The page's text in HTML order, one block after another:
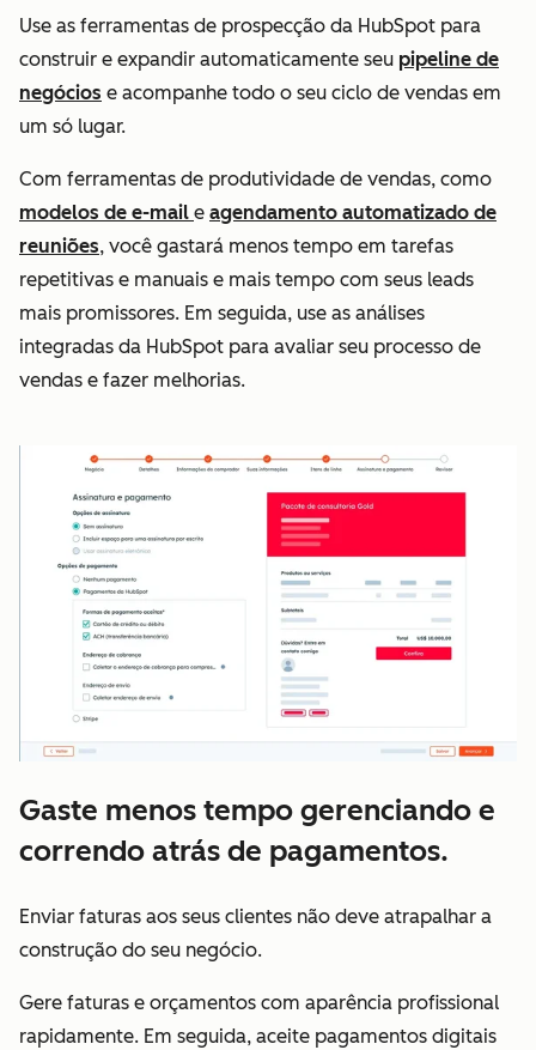
Use as ferramentas de prospecção da HubSpot para
construir e expandir automaticamente seu pipeline de
negócios e acompanhe todo o seu ciclo de vendas em
um só lugar.
Com ferramentas de produtividade de vendas, como
modelos de e-mail e agendamento automatizado de
reuniões, você gastará menos tempo em tarefas
repetitivas e manuais e mais tempo com seus leads
mais promissores. Em seguida, use as análises
integradas da HubSpot para avaliar seu processo de
vendas e fazer melhorias.
Gaste menos tempo gerenciando e
correndo atrás de pagamentos.
Enviar faturas aos seus clientes não deve atrapalhar a
construção do seu negócio.
Gere faturas e orçamentos com aparência profissional
rapidamente. Em seguida, aceite pagamentos digitais